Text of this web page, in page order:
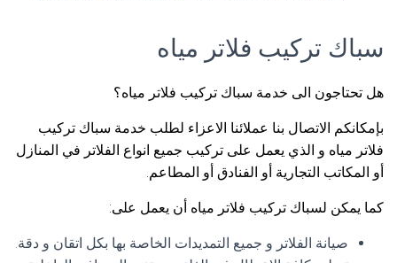
سباك تركيب فلاتر مياه
هل تحتاجون الى خدمة سباك تركيب فلاتر مياه؟
بإمكانكم الاتصال بنا عملائنا الاعزاء لطلب خدمة سباك تركيب
فلاتر مياه و الذي يعمل على تركيب جميع انواع الفلاتر في المنازل
أو المكاتب التجارية أو الفنادق أو المطاعم.
كما يمكن لسباك تركيب فلاتر مياه أن يعمل على:
صيانة الفلاتر و جميع التمديدات الخاصة بها بكل اتقان و دقة.